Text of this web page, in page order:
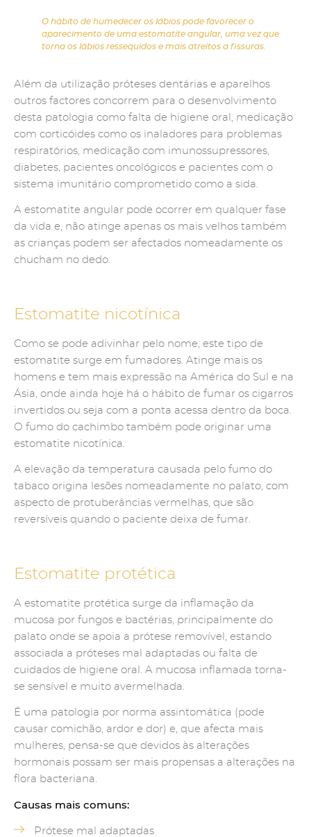
O hábito de humedecer os lábios pode favorecer o
aparecimento de uma estomatite angular, uma vez que
torna os lábios ressequidos e mais atreitos a fissuras.
Além da utilização próteses dentárias e aparelhos
outros factores concorrem para o desenvolvimento
desta patologia como falta de higiene oral, medicação
com corticóides como os inaladores para problemas
respiratórios, medicação com imunossupressores,
diabetes, pacientes oncológicos e pacientes com o
sistema imunitário comprometido como a sida.
A estomatite angular pode ocorrer em qualquer fase
da vida e, não atinge apenas os mais velhos também
as crianças podem ser afectados nomeadamente os
chucham no dedo.
Estomatite nicotínica
Como se pode adivinhar pelo nome, este tipo de
estomatite surge em fumadores. Atinge mais os
homens e tem mais expressão na América do Sul e na
Ásia, onde ainda hoje há o hábito de fumar os cigarros
invertidos ou seja com a ponta acessa dentro da boca.
O fumo do cachimbo também pode originar uma
estomatite nicotínica.
A elevação da temperatura causada pelo fumo do
tabaco origina lesões nomeadamente no palato, com
aspecto de protuberâncias vermelhas, que são
reversíveis quando o paciente deixa de fumar.
Estomatite protética
A estomatite protética surge da inflamação da
mucosa por fungos e bactérias, principalmente do
palato onde se apoia a prótese removível, estando
associada a próteses mal adaptadas ou falta de
cuidados de higiene oral. A mucosa inflamada torna-
se sensível e muito avermelhada.
É uma patologia por norma assintomática (pode
causar comichão, ardor e dor) e, que afecta mais
mulheres, pensa-se que devidos às alterações
hormonais possam ser mais propensas a alterações na
flora bacteriana.
Causas mais comuns:
Prótese mal adaptadas